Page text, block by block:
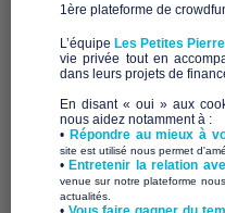
Un toit
Qui sommes-
1ère plateforme de
L’équipe Les Petites
vie privée tout en
dans leurs projets de
En disant « oui » aux
nous aidez notamment à :
• Répondre au mieux à
site est utilisé nous permet
•Entretenir la relation
venue sur notre plateforme
actualités.